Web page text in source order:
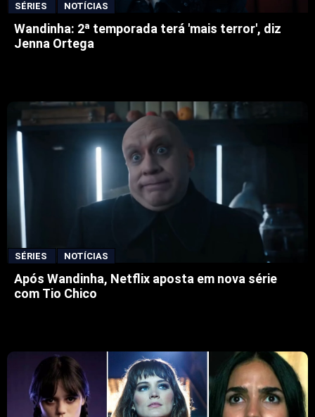
SÉRIES NOTÍCIAS
Wandinha: 2ª temporada terá 'mais terror', diz
Jenna Ortega
SÉRIES NOTÍCIAS
Após Wandinha, Netflix aposta em nova série
com Tio Chico